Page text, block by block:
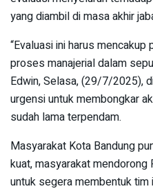
yang diambil di masa akhir
“Evaluasi ini harus
proses manajerial dalam
Edwin, Selasa, (29/7/2025),
urgensi untuk membongkar
sudah lama terpendam.
Masyarakat Kota Bandung
kuat, masyarakat mendorong
untuk segera membentuk tim